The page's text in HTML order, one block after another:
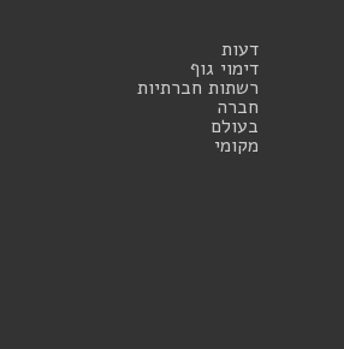
דעות
דימוי גוף
רשתות חברתיות
חברה
בעולם
מקומי